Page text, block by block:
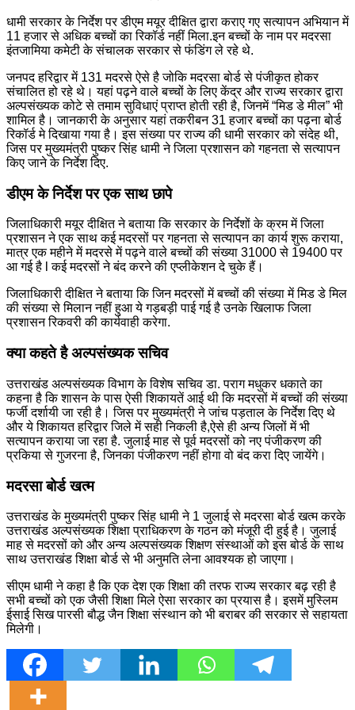
धामी सरकार के निर्देश पर डीएम मयूर दीक्षित द्वारा कराए गए सत्यापन अभियान में
11 हजार से अधिक बच्चों का रिकॉर्ड नहीं मिला.इन बच्चों के नाम पर मदरसा
इंतजामिया कमेटी के संचालक सरकार से फंडिंग ले रहे थे.
जनपद हरिद्वार में 131 मदरसे ऐसे है जोकि मदरसा बोर्ड से पंजीकृत होकर
संचालित हो रहे थे। यहां पढ़ने वाले बच्चों के लिए केंद्र और राज्य सरकार द्वारा
अल्पसंख्यक कोटे से तमाम सुविधाएं प्राप्त होती रही है, जिनमें “मिड डे मील” भी
शामिल है। जानकारी के अनुसार यहां तकरीबन 31 हजार बच्चों का पढ़ना बोर्ड
रिकॉर्ड मे दिखाया गया है। इस संख्या पर राज्य की धामी सरकार को संदेह थी,
जिस पर मुख्यमंत्री पुष्कर सिंह धामी ने जिला प्रशासन को गहनता से सत्यापन
किए जाने के निर्देश दिए.
डीएम के निर्देश पर एक साथ छापे
जिलाधिकारी मयूर दीक्षित ने बताया कि सरकार के निर्देशों के क्रम में जिला
प्रशासन ने एक साथ कई मदरसों पर गहनता से सत्यापन का कार्य शुरू कराया,
मात्र एक महीने में मदरसे में पढ़ने वाले बच्चों की संख्या 31000 से 19400 पर
आ गई है l कई मदरसों ने बंद करने की एप्लीकेशन दे चुके हैं।
जिलाधिकारी दीक्षित ने बताया कि जिन मदरसों में बच्चों की संख्या में मिड डे मिल
की संख्या से मिलान नहीं हुआ ये गड़बड़ी पाई गई है उनके खिलाफ जिला
प्रशासन रिकवरी की कार्यवाही करेगा.
क्या कहते है अल्पसंख्यक सचिव
उत्तराखंड अल्पसंख्यक विभाग के विशेष सचिव डा. पराग मधुकर धकाते का
कहना है कि शासन के पास ऐसी शिकायतें आई थी कि मदरसों में बच्चों की संख्या
फर्जी दर्शायी जा रही है। जिस पर मुख्यमंत्री ने जांच पड़ताल के निर्देश दिए थे
और ये शिकायत हरिद्वार जिले में सही निकली है,ऐसे ही अन्य जिलों में भी
सत्यापन कराया जा रहा है. जुलाई माह से पूर्व मदरसों को नए पंजीकरण की
प्रकिया से गुजरना है, जिनका पंजीकरण नहीं होगा वो बंद करा दिए जायेंगे।
मदरसा बोर्ड खत्म
उत्तराखंड के मुख्यमंत्री पुष्कर सिंह धामी ने 1 जुलाई से मदरसा बोर्ड खत्म करके
उत्तराखंड अल्पसंख्यक शिक्षा प्राधिकरण के गठन को मंजूरी दी हुई है। जुलाई
माह से मदरसों को और अन्य अल्पसंख्यक शिक्षण संस्थाओं को इस बोर्ड के साथ
साथ उत्तराखंड शिक्षा बोर्ड से भी अनुमति लेना आवश्यक हो जाएगा।
सीएम धामी ने कहा है कि एक देश एक शिक्षा की तरफ राज्य सरकार बढ़ रही है
सभी बच्चों को एक जैसी शिक्षा मिले ऐसा सरकार का प्रयास है। इसमें मुस्लिम
ईसाई सिख पारसी बौद्ध जैन शिक्षा संस्थान को भी बराबर की सरकार से सहायता
मिलेगी।